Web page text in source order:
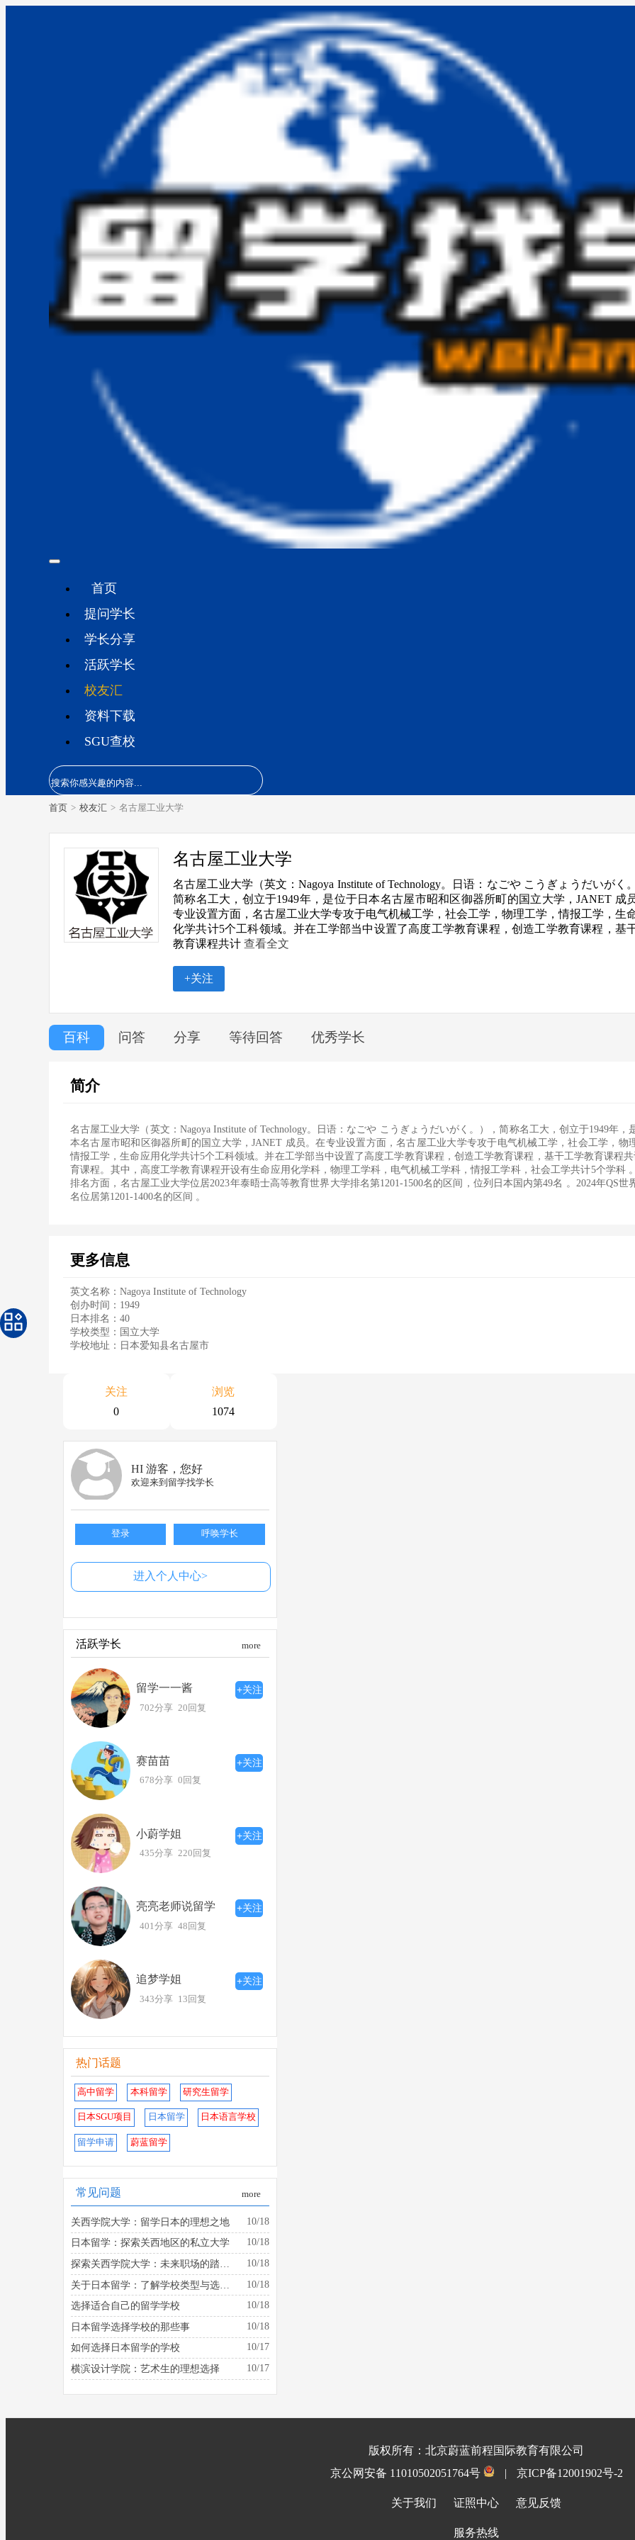
首页
提问学长
学长分享
活跃学长
校友汇
资料下载
SGU查校
首页 > 校友汇 > 名古屋工业大学
名古屋工业大学
名古屋工业大学（英文：Nagoya Institute of Technology。日语：なごや こうぎょうだいがく
简称名工大，创立于1949年，是位于日本名古屋市昭和区御器所町的国立大学，JANET 成
专业设置方面，名古屋工业大学专攻于电气机械工学，社会工学，物理工学，情报工学，生
化学共计5个工科领域。并在工学部当中设置了高度工学教育课程，创造工学教育课程，基
教育课程共计 查看全文
+关注
百科 问答 分享 等待回答 优秀学长
简介
名古屋工业大学（英文：Nagoya Institute of Technology。日语：なごや こうぎょうだいがく。），简称名工大，创立于1949年，
本名古屋市昭和区御器所町的国立大学，JANET 成员。在专业设置方面，名古屋工业大学专攻于电气机械工学，社会工学，物
情报工学，生命应用化学共计5个工科领域。并在工学部当中设置了高度工学教育课程，创造工学教育课程，基干工学教育课程
育课程。其中，高度工学教育课程开设有生命应用化学科，物理工学科，电气机械工学科，情报工学科，社会工学共计5个学科
排名方面，名古屋工业大学位居2023年泰晤士高等教育世界大学排名第1201-1500名的区间，位列日本国内第49名 。2024年QS世
更多信息
英文名称：Nagoya Institute of Technology
创办时间：1949
日本排名：40
学校类型：国立大学
学校地址：日本爱知县名古屋市
关注
0
浏览
1074
HI 游客，您好
欢迎来到留学找学长
登录 呼唤学长
进入个人中心>
活跃学长 more
留学一一酱 +关注
702分享 20回复
赛苗苗 +关注
678分享 0回复
小蔚学姐 +关注
435分享 220回复
亮亮老师说留学 +关注
401分享 48回复
追梦学姐 +关注
343分享 13回复
热门话题
高中留学 本科留学 研究生留学
日本SGU项目 日本留学 日本语言学校
留学申请 蔚蓝留学
常见问题 more
关西学院大学：留学日本的理想之地
10/18
日本留学：探索关西地区的私立大学
10/18
10/18
10/18
选择适合自己的留学学校
10/18
日本留学选择学校的那些事
10/18
如何选择日本留学的学校
10/17
横滨设计学院：艺术生的理想选择
10/17
版权所有：北京蔚蓝前程国际教育有限公司
京公网安备 11010502051764号
| 京ICP备12001902号-2
关于我们 证照中心 意见反馈
服务热线